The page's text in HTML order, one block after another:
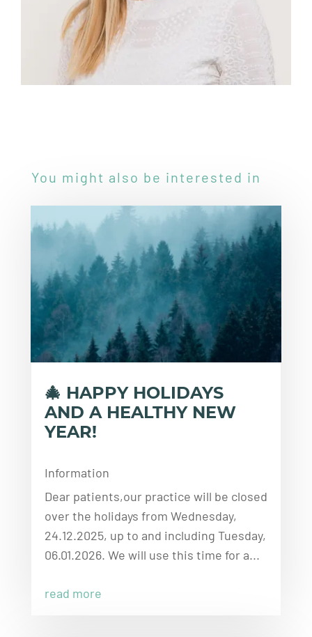
You might also be interested in
🎄 HAPPY HOLIDAYS
AND A HEALTHY NEW
YEAR!
Information
Dear patients,our practice will be closed
over the holidays from Wednesday,
24.12.2025, up to and including Tuesday,
06.01.2026. We will use this time for a...
read more